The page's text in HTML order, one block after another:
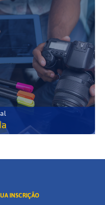
INSCRIÇÃO